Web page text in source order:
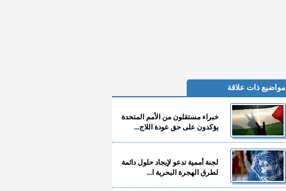
مواضيع ذات علاقة
خبراء مستقلون من الأمم المتحدة
يؤكدون على حق عودة اللاج...
لجنة أممية تدعو لإيجاد حلول دائمة
لطرق الهجرة البحرية ا...